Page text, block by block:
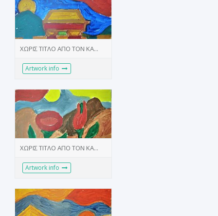
ΧΩΡΙΣ ΤΙΤΛΟ ΑΠΟ ΤΟΝ ΚΑ...
Artwork info
ΧΩΡΙΣ ΤΙΤΛΟ ΑΠΟ ΤΟΝ ΚΑ...
Artwork info